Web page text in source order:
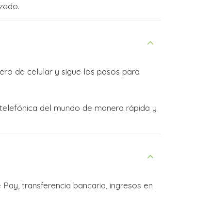
de celular y sigue los pasos para
del mundo de manera rápida y
transferencia bancaria, ingresos en